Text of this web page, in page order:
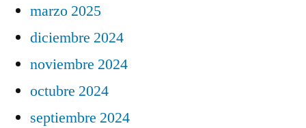
marzo 2025
diciembre 2024
noviembre 2024
octubre 2024
septiembre 2024